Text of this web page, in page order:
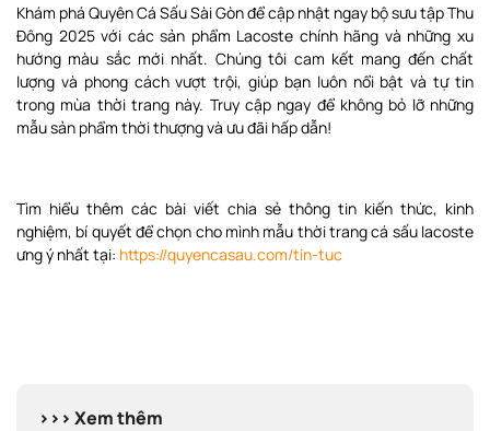
Khám phá Quyên Cá Sấu Sài Gòn để cập nhật ngay bộ sưu tập Thu
Đông 2025 với các sản phẩm Lacoste chính hãng và những xu
hướng màu sắc mới nhất. Chúng tôi cam kết mang đến chất
lượng và phong cách vượt trội, giúp bạn luôn nổi bật và tự tin
trong mùa thời trang này. Truy cập ngay để không bỏ lỡ những
mẫu sản phẩm thời thượng và ưu đãi hấp dẫn!
Tìm hiểu thêm các bài viết chia sẻ thông tin kiến thức, kinh
nghiệm, bí quyết để chọn cho mình mẫu thời trang cá sấu lacoste
ưng ý nhất tại: https://quyencasau.com/tin-tuc
>>> Xem thêm